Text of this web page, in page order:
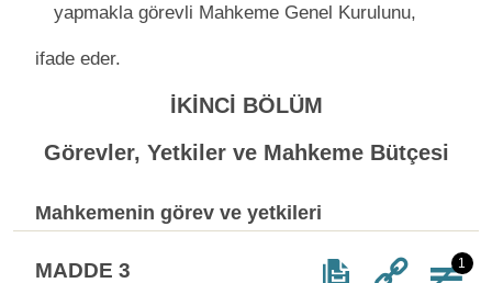
yapmakla görevli Mahkeme Genel Kurulunu,
ifade eder.
İKİNCİ BÖLÜM
Görevler, Yetkiler ve Mahkeme Bütçesi
Mahkemenin görev ve yetkileri
MADDE 3 1